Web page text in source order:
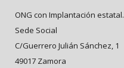
ONG con Implantación estatal.
Sede Social
C/Guerrero Julián Sánchez, 1
49017 Zamora